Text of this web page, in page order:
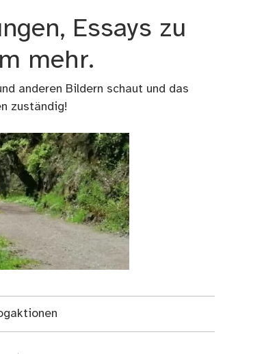
Essays zu
mehr.
anderen Bildern schaut und das
zuständig!